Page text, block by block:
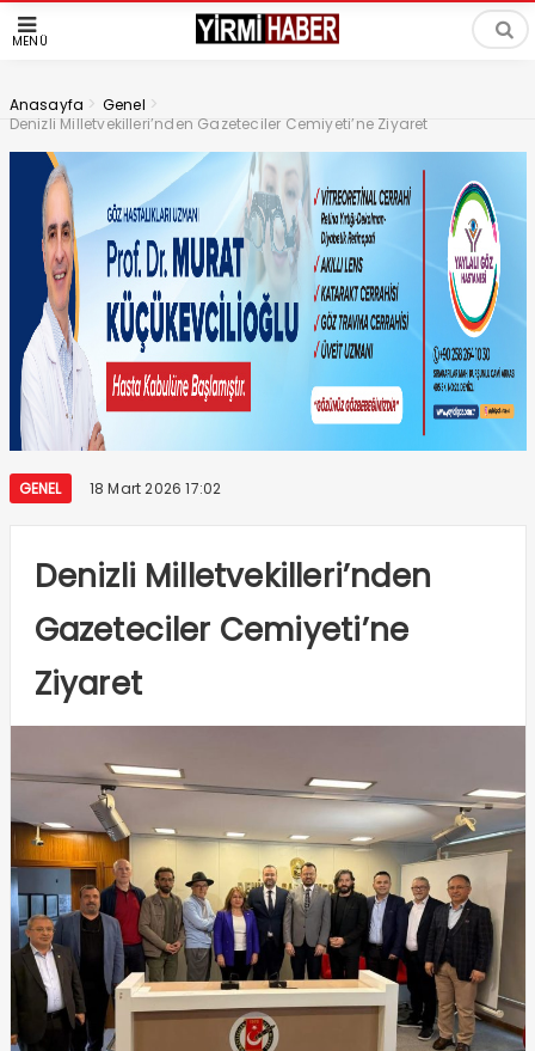
MENÜ
Anasayfa > Genel >
Denizli Milletvekilleri’nden Gazeteciler Cemiyeti’ne Ziyaret
GENEL 18 Mart 2026 17:02
Denizli Milletvekilleri’nden
Gazeteciler Cemiyeti’ne
Ziyaret